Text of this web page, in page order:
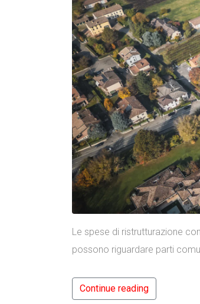
Le spese di ristrutturazione
possono riguardare parti
Continue reading